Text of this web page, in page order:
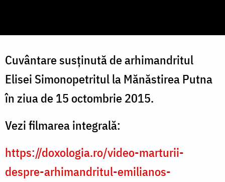
Cuvântare susținută de arhimandritul
Elisei Simonopetritul la Mănăstirea Putna
în ziua de 15 octombrie 2015.
Vezi filmarea integrală:
https://doxologia.ro/video-marturii-
despre-arhimandritul-emilianos-